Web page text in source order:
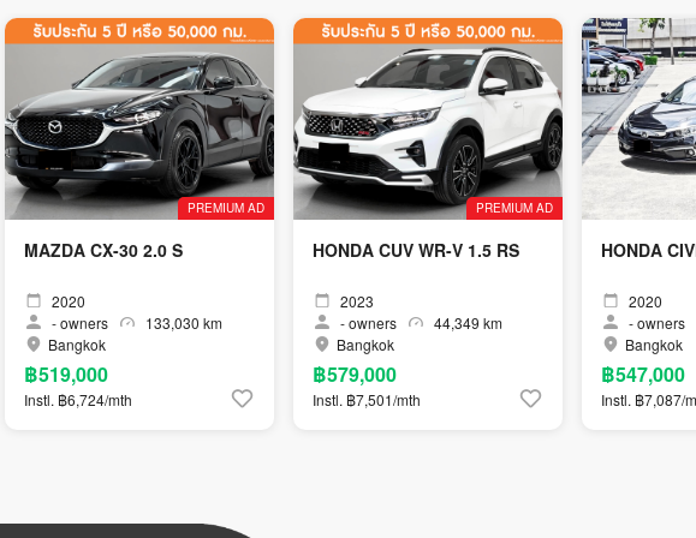
PREMIUM AD
MAZDA CX-30 2.0 S
2020
-owners
133,030 km
Bangkok
฿519,000
Instl. ฿6,724/mth
PREMIUM AD
HONDA CUV WR-V 1.5 RS
2023
-owners
44,349 km
Bangkok
฿579,000
Instl. ฿7,501/mth
2020
-owners
Bangkok
฿547,000
Instl. ฿7,087/